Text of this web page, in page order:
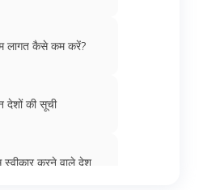
लागत कैसे कम करें?
देशों की सूची
स्वीकार करने वाले देश